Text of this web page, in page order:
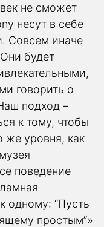
не сможет
несут в себе
Совсем иначе
будет
говорить о
подход –
к тому, чтобы
же уровня, как
поведение
одному: “Пусть
простым”»